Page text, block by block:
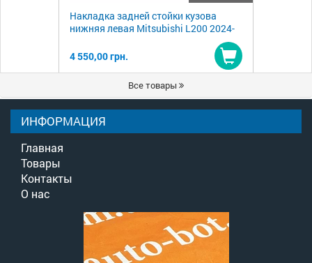
Накладка задней стойки кузова
нижняя левая Mitsubishi L200 2024-
4 550,00 грн.
Купить
Все товары
ИНФОРМАЦИЯ
Главная
Товары
Контакты
О нас